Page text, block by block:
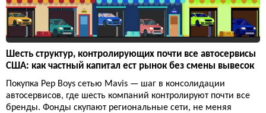
Шесть структур, контролирующих почти все автосервисы
США: как частный капитал ест рынок без смены вывесок
Покупка Pep Boys сетью Mavis — шаг в консолидации
автосервисов, где шесть компаний контролируют почти все
бренды. Фонды скупают региональные сети, не меняя